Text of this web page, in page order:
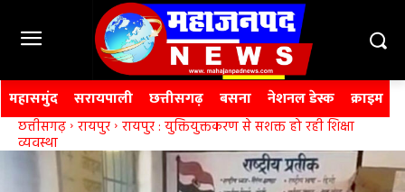
महासमुंद सरायपाली छत्तीसगढ़ बसना नेशनल डेस्क क्राइम
छत्तीसगढ़ रायपुर रायपुर : युक्तियुक्तकरण से सशक्त हो रही शिक्षा
व्यवस्था